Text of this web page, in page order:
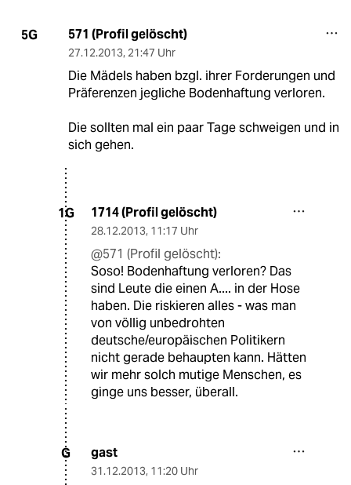
5G 571 (Profil gelöscht)
27.12.2013, 21:47 Uhr
Die Mädels haben bzgl. ihrer Forderungen und
Präferenzen jegliche Bodenhaftung verloren.
Die sollten mal ein paar Tage schweigen und in
sich gehen.
1G 1714 (Profil gelöscht)
28.12.2013, 11:17 Uhr
@571 (Profil gelöscht):
Soso! Bodenhaftung verloren? Das
sind Leute die einen A.... in der Hose
haben. Die riskieren alles - was man
von völlig unbedrohten
deutsche/europäischen Politikern
nicht gerade behaupten kann. Hätten
wir mehr solch mutige Menschen, es
ginge uns besser, überall.
G gast
31.12.2013, 11:20 Uhr